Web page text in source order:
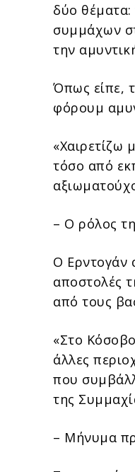
δύο
συμμάχων
την
Όπως είπε,
φόρουμ
«Χαιρετίζω
τόσο από
– Ο ρόλος
Ο Ερντογάν
αποστολές
από τους
«Στο
άλλες
που
της
– Μήνυμα